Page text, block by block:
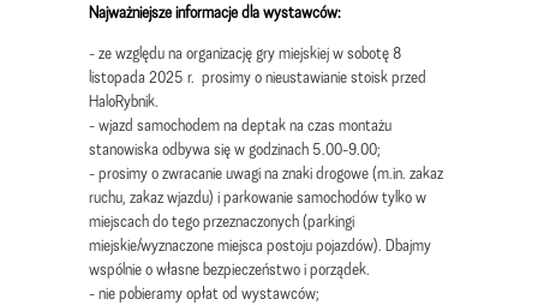
Najważniejsze informacje dla wystawców:
- ze względu na organizację gry miejskiej w sobotę 8
listopada 2025 r. prosimy o nieustawianie stoisk przed
HaloRybnik.
- wjazd samochodem na deptak na czas montażu
stanowiska odbywa się w godzinach 5.00-9.00;
- prosimy o zwracanie uwagi na znaki drogowe (m.in. zakaz
ruchu, zakaz wjazdu) i parkowanie samochodów tylko w
miejscach do tego przeznaczonych (parkingi
miejskie/wyznaczone miejsca postoju pojazdów). Dbajmy
wspólnie o własne bezpieczeństwo i porządek.
- nie pobieramy opłat od wystawców;